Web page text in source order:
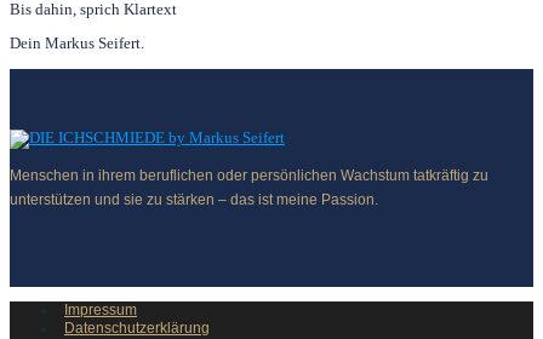
Bis dahin, sprich Klartext
Dein Markus Seifert.
Menschen in ihrem beruflichen oder persönlichen Wachstum tatkräftig zu
unterstützen und sie zu stärken – das ist meine Passion.
Impressum
Datenschutzerklärung